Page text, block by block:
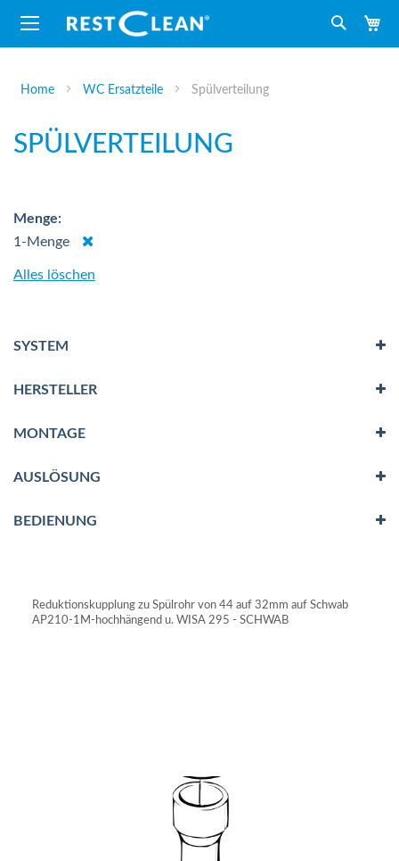
Suche
Home WC Ersatzteile Spülverteilung
SPÜLVERTEILUNG
Reduktionskupplung zu Spülrohr von 44 auf 32mm auf Schwab
AP210-1M-hochhängend u. WISA 295 - SCHWAB
Menge
1-Menge
Dies
Alles löschen
SYSTEM
HERSTELLER
MONTAGE
AUSLÖSUNG
BEDIENUNG